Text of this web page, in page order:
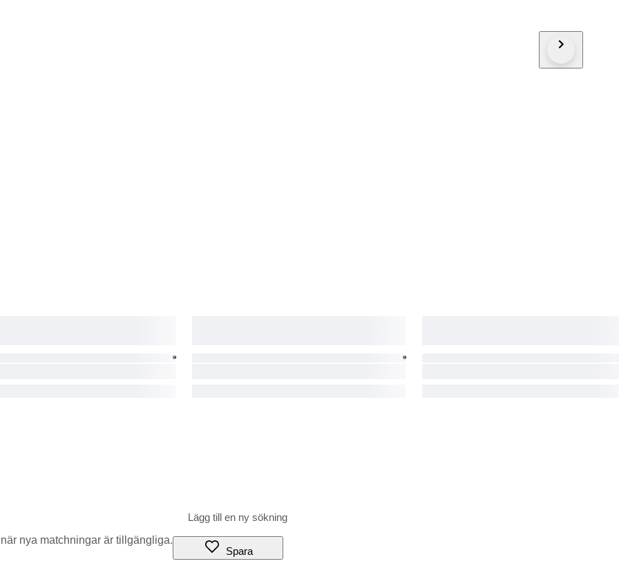
nya matchningar är tillgängliga.
Spara